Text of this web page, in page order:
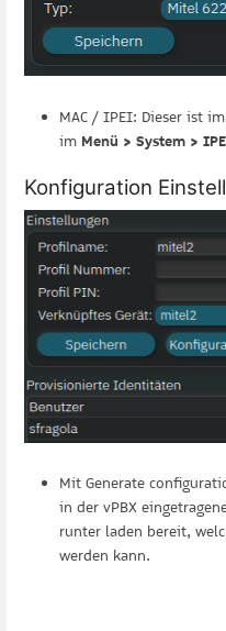
MAC / IPEI: Dieser ist
im Menü > System >
Konfiguration
Mit Generate
in der vPBX
runter laden bereit,
werden kann.